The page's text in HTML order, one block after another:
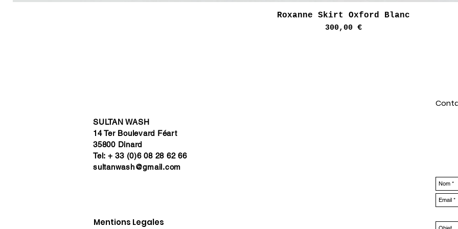
Aperçu rapide
Roxanne Skirt Oxford Blanc
Prix
300,00 €
SULTAN WASH
14 Ter Boulevard Féart
35800 Dinard
Tel: + 33 (0)6 08 28 62 66
sultanwash@gmail.com
Mentions Legales